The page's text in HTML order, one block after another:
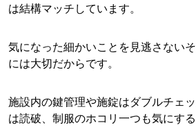
は結構マッチしています。
気になった細かいことを見逃さない
には大切だからです。
施設内の鍵管理や施錠はダブルチェ
は読破、制服のホコリ一つも気にす